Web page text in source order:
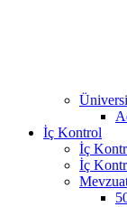
İç Kontrol
İç
İç